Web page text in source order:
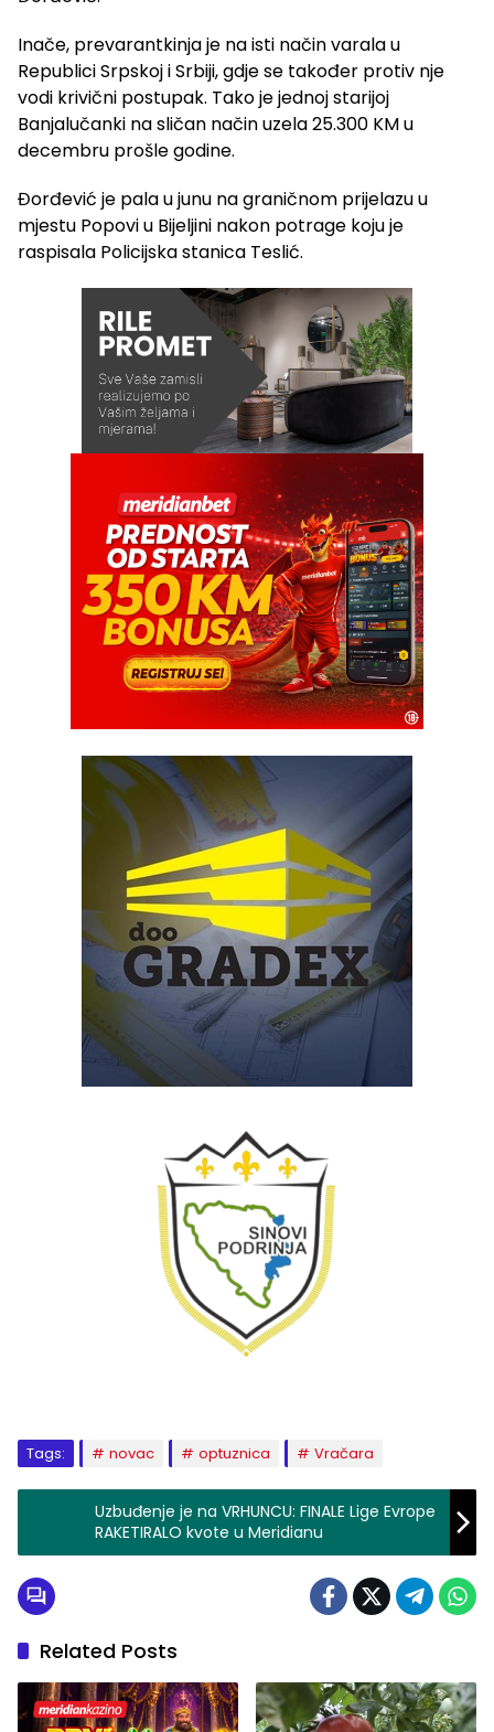
Inače, prevarantkinja je na isti način varala u
Republici Srpskoj i Srbiji, gdje se također protiv nje
vodi krivični postupak. Tako je jednoj starijoj
Banjalučanki na sličan način uzela 25.300 KM u
decembru prošle godine.
Đorđević je pala u junu na graničnom prijelazu u
mjestu Popovi u Bijeljini nakon potrage koju je
raspisala Policijska stanica Teslić.
Tags: novac optuznica Vračara
Uzbuđenje je na VRHUNCU: FINALE Lige Evrope
RAKETIRALO kvote u Meridianu
Related Posts